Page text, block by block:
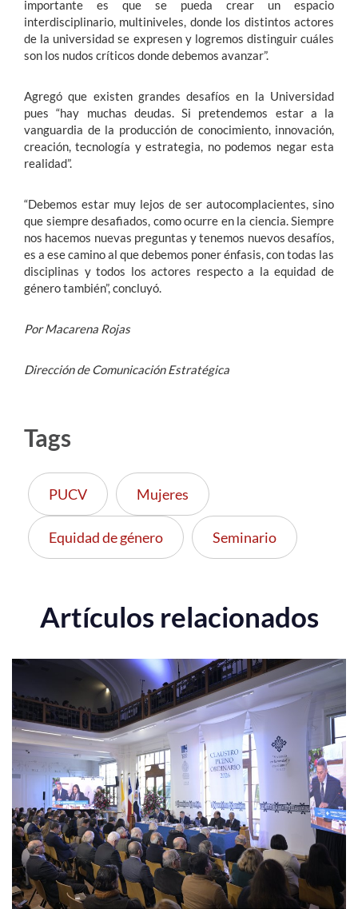
importante es que se pueda crear un espacio
interdisciplinario, multiniveles, donde los distintos actores
de la universidad se expresen y logremos distinguir cuáles
son los nudos críticos donde debemos avanzar”.
Agregó que existen grandes desafíos en la Universidad
pues “hay muchas deudas. Si pretendemos estar a la
vanguardia de la producción de conocimiento, innovación,
creación, tecnología y estrategia, no podemos negar esta
realidad”.
“Debemos estar muy lejos de ser autocomplacientes, sino
que siempre desafiados, como ocurre en la ciencia. Siempre
nos hacemos nuevas preguntas y tenemos nuevos desafíos,
es a ese camino al que debemos poner énfasis, con todas las
disciplinas y todos los actores respecto a la equidad de
género también”, concluyó.
Por Macarena Rojas
Dirección de Comunicación Estratégica
Tags
PUCV Mujeres
Equidad de género Seminario
Artículos relacionados